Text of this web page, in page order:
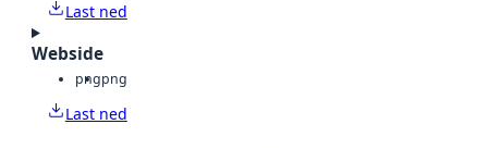
Last ned
Webside
pngpng
Last ned